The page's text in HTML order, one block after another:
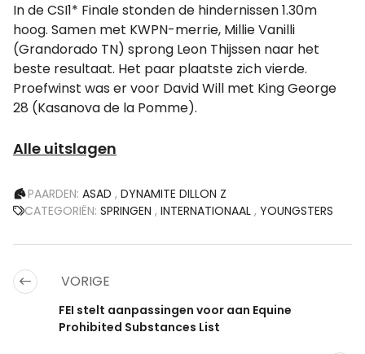
In de CSI1* Finale stonden de hindernissen 1.30m
hoog. Samen met KWPN-merrie, Millie Vanilli
(Grandorado TN) sprong Leon Thijssen naar het
beste resultaat. Het paar plaatste zich vierde.
Proefwinst was er voor David Will met King George
28 (Kasanova de la Pomme).
Alle uitslagen
PAARDEN: ASAD , DYNAMITE DILLON Z
CATEGORIËN: SPRINGEN , INTERNATIONAAL , YOUNGSTERS
VORIGE
FEI stelt aanpassingen voor aan Equine
Prohibited Substances List